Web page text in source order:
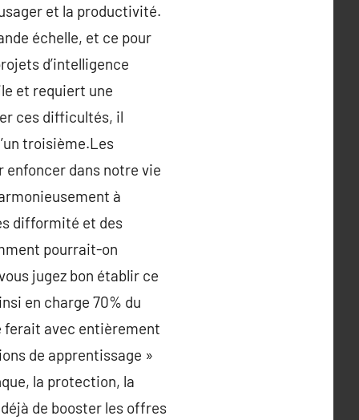
et la productivité.
échelle, et ce pour
d’intelligence
et requiert une
ces difficultés, il
troisième.Les
enfoncer dans notre vie
à
difformité et des
pourrait-on
jugez bon établir ce
en charge 70% du
ferait avec entièrement
de apprentissage »
la protection, la
de booster les offres